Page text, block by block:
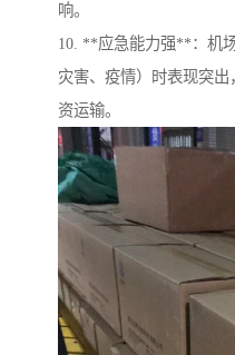
响。
10. **应急能力强**：机
灾害、疫情）时表现突
资运输。